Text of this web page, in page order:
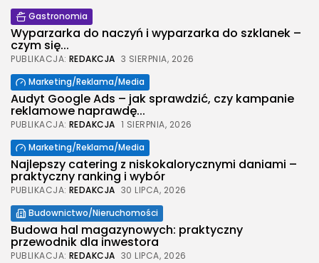
2026 Legolas Wszelkie prawa zastrzeżone.
Treści umieszczone na stronie chronione są
prawem autorskim.
Gastronomia
Wyparzarka do naczyń i wyparzarka do szklanek –
czym się...
PUBLIKACJA: REDAKCJA 3 SIERPNIA, 2026
Marketing/Reklama/Media
Audyt Google Ads – jak sprawdzić, czy kampanie
reklamowe naprawdę...
PUBLIKACJA: REDAKCJA 1 SIERPNIA, 2026
Marketing/Reklama/Media
Najlepszy catering z niskokalorycznymi daniami –
praktyczny ranking i wybór
PUBLIKACJA: REDAKCJA 30 LIPCA, 2026
Budownictwo/Nieruchomości
Budowa hal magazynowych: praktyczny
przewodnik dla inwestora
PUBLIKACJA: REDAKCJA 30 LIPCA, 2026